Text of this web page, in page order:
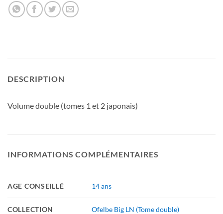
DESCRIPTION
Volume double (tomes 1 et 2 japonais)
INFORMATIONS COMPLÉMENTAIRES
AGE CONSEILLÉ 14 ans
COLLECTION Ofelbe Big LN (Tome double)